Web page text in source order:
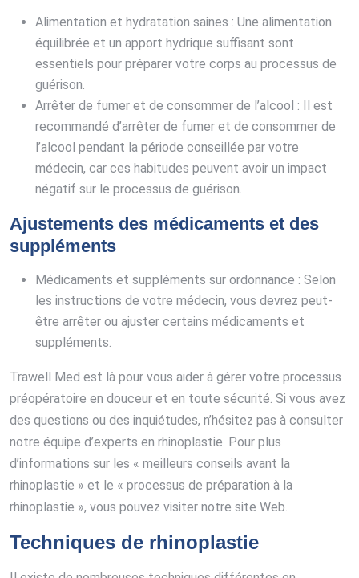
Alimentation et hydratation saines : Une alimentation
équilibrée et un apport hydrique suffisant sont
essentiels pour préparer votre corps au processus de
guérison.
Arrêter de fumer et de consommer de l’alcool : Il est
recommandé d’arrêter de fumer et de consommer de
l’alcool pendant la période conseillée par votre
médecin, car ces habitudes peuvent avoir un impact
négatif sur le processus de guérison.
Ajustements des médicaments et des
suppléments
Médicaments et suppléments sur ordonnance : Selon
les instructions de votre médecin, vous devrez peut-
être arrêter ou ajuster certains médicaments et
suppléments.
Trawell Med est là pour vous aider à gérer votre processus
préopératoire en douceur et en toute sécurité. Si vous avez
des questions ou des inquiétudes, n’hésitez pas à consulter
notre équipe d’experts en rhinoplastie. Pour plus
d’informations sur les « meilleurs conseils avant la
rhinoplastie » et le « processus de préparation à la
rhinoplastie », vous pouvez visiter notre site Web.
Techniques de rhinoplastie